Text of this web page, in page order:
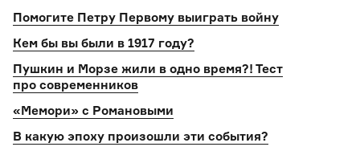
Помогите Петру Первому выиграть войну
Кем бы вы были в 1917 году?
Пушкин и Морзе жили в одно время?! Тест
про современников
«Мемори» с Романовыми
В какую эпоху произошли эти события?